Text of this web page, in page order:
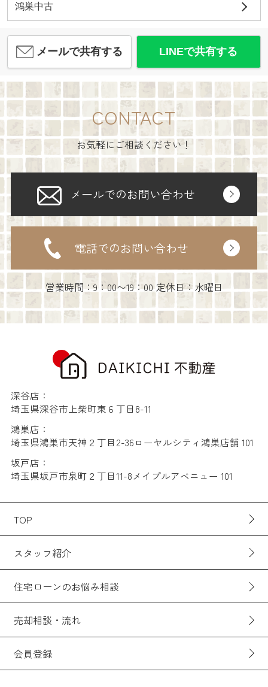
鴻巣中古
メールで共有する LINEで共有する
CONTACT
お気軽にご相談ください！
メールでのお問い合わせ
電話でのお問い合わせ
営業時間：9：00〜19：00 定休日：水曜日
深谷店：
埼玉県深谷市上柴町東６丁目8-11
鴻巣店：
埼玉県鴻巣市天神２丁目2-36ローヤルシティ鴻巣店舗 101
坂戸店：
埼玉県坂戸市泉町２丁目11-8メイプルアベニュー 101
TOP
スタッフ紹介
住宅ローンのお悩み相談
売却相談・流れ
会員登録